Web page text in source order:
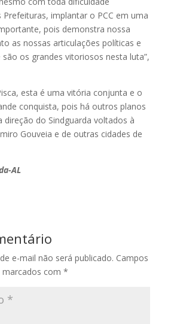
Prefeituras, implantar o PCC em uma
pois demonstra nossa
as nossas articulações políticas e
são os grandes vitoriosos nesta luta”,
esta é uma vitória conjunta e o
conquista, pois há outros planos
direção do Sindguarda voltados à
Gouveia e de outras cidades de
AL
e-mail não será publicado. Campos
com *